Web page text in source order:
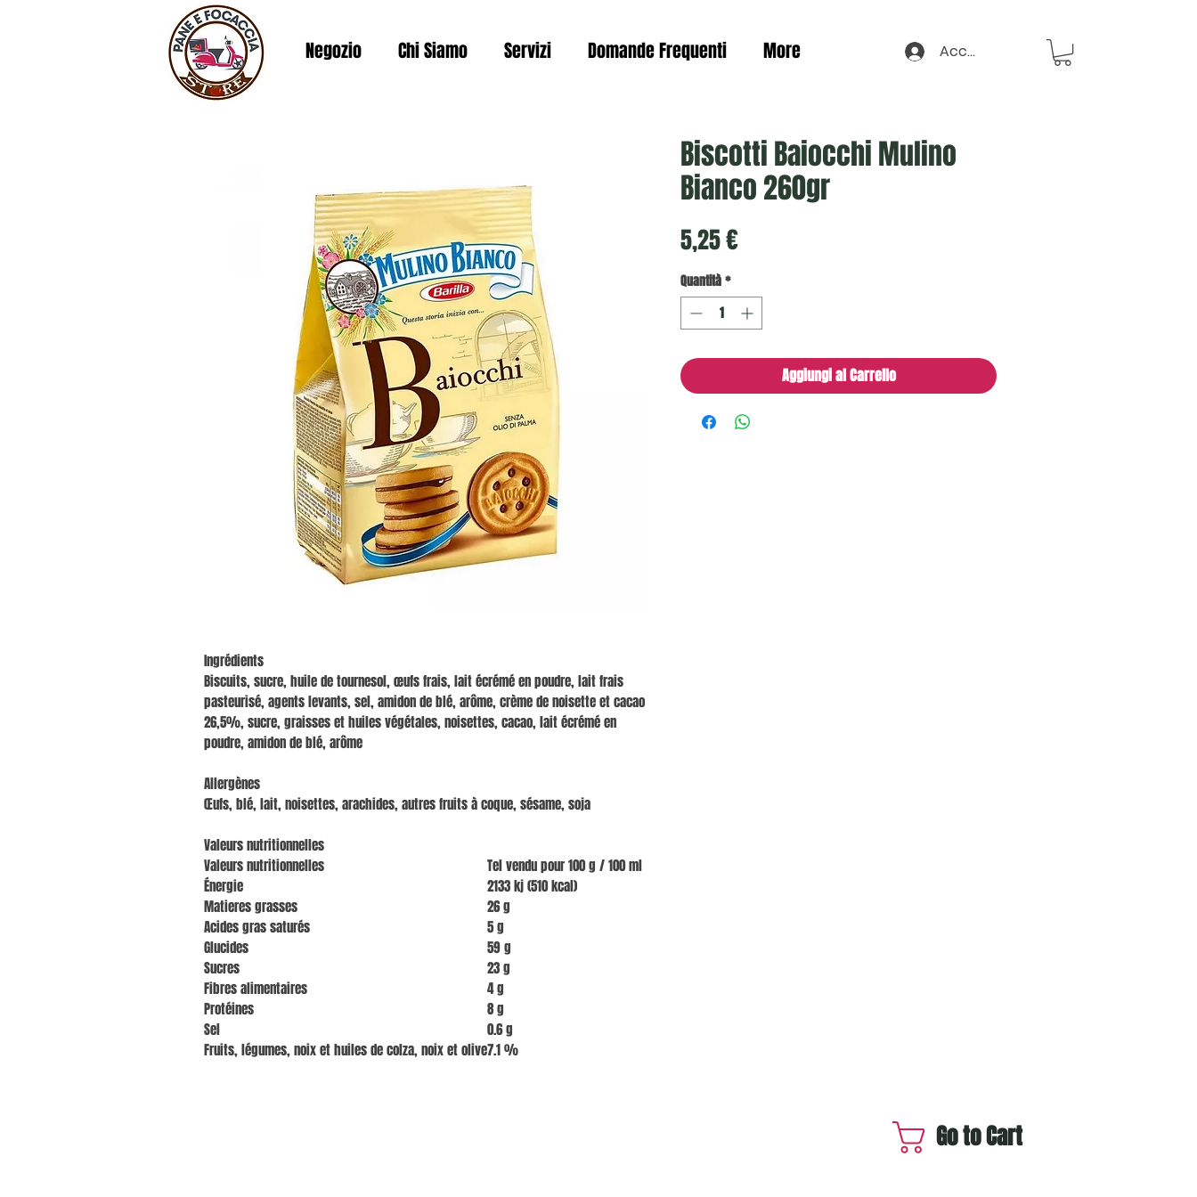
Negozio Chi Siamo Servizi Domande Frequenti More Accedi
Ingrédients
Biscuits, sucre, huile de tournesol, œufs frais, lait écrémé en poudre, lait frais
pasteurisé, agents levants, sel, amidon de blé, arôme, crème de noisette et cacao
26,5%, sucre, graisses et huiles végétales, noisettes, cacao, lait écrémé en
poudre, amidon de blé, arôme
Allergènes
Œufs, blé, lait, noisettes, arachides, autres fruits à coque, sésame, soja
Valeurs nutritionnelles
Valeurs nutritionnelles
Tel vendu pour 100 g / 100 ml
Énergie
2133 kj (510 kcal)
Matieres grasses
26 g
Acides gras saturés
5 g
Glucides
59 g
Sucres
23 g
Fibres alimentaires
4 g
Protéines
8 g
Sel
0.6 g
Fruits, légumes, noix et huiles de colza, noix et olive7.1 %
Biscotti Baiocchi Mulino
Bianco 260gr
5,25 €Prezzo
Quantità*
Aggiungi al Carrello
Go to Cart